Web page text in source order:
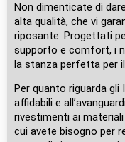
Non dimenticate di
alta qualità, che vi
riposante. Progettati
supporto e comfort, i
la stanza perfetta per
Per quanto riguarda gli
affidabili e
rivestimenti ai
cui avete bisogno per